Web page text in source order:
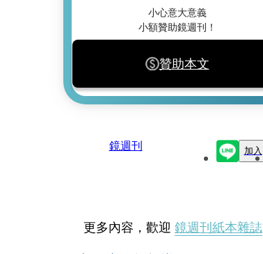
小心意大意義
小額贊助鏡週刊！
贊助本文
鏡週刊 加入
更多內容，歡迎 鏡週刊紙本雜誌